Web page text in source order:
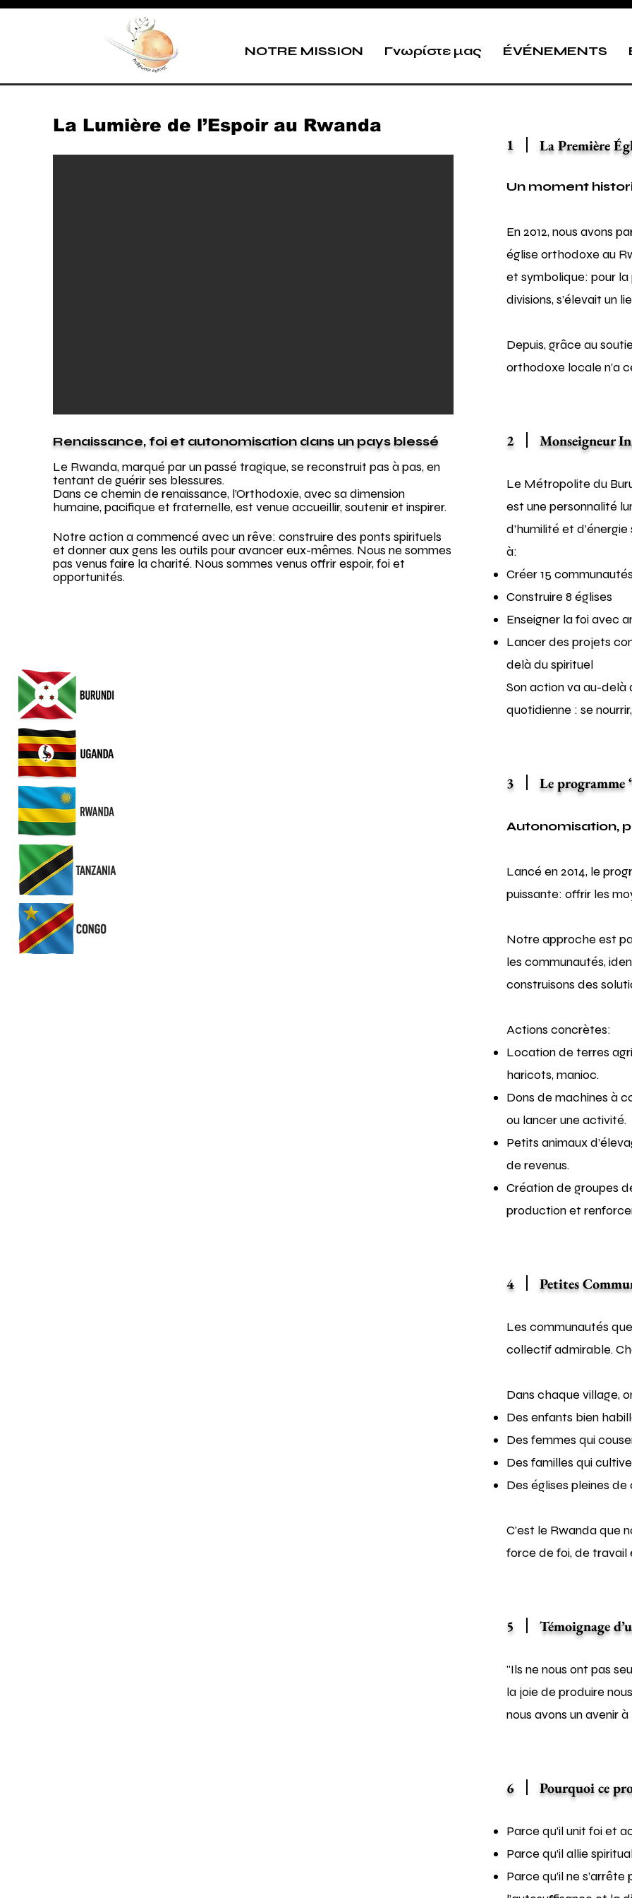
NOTRE MISSION Γνωρίστε μας ÉVÉNEMENTS
La Lumière de l’Espoir au Rwanda
Renaissance, foi et autonomisation dans un pays blessé
Le Rwanda, marqué par un passé tragique, se reconstruit pas à pas, en
tentant de guérir ses blessures.
Dans ce chemin de renaissance, l’Orthodoxie, avec sa dimension
humaine, pacifique et fraternelle, est venue accueillir, soutenir et inspirer.
Notre action a commencé avec un rêve: construire des ponts spirituels
et donner aux gens les outils pour avancer eux-mêmes. Nous ne sommes
pas venus faire la charité. Nous sommes venus offrir espoir, foi et
opportunités.
1 La Première
Un moment
En 2012, nous avons
église orthodoxe au
et symbolique: pour la
divisions, s’élevait un
Depuis, grâce au
orthodoxe locale n’a
2 Monseigneur
​Le Métropolite du
est une personnalité
d’humilité et
à:
Créer 15
Construire 8 églises
Enseigner la foi avec
Lancer des projets
delà du spirituel
Son action va au-delà
quotidienne : se
3 Le programme
Autonomisation,
Lancé en 2014, le
puissante: offrir les
Notre approche est
les communautés,
construisons des
Actions concrètes:
Location de terres
haricots, manioc.
Dons de machines à
ou lancer une activité.
Petits animaux
de revenus.
Création de groupes
production et
4 Petites
Les communautés
collectif admirable.
Dans chaque village,
Des enfants bien
Des femmes qui
Des familles qui
Des églises pleines
C’est le Rwanda que
force de foi, de travail
5 Témoignage
"Ils ne nous ont pas
la joie de produire
nous avons un avenir
6 Pourquoi ce
Parce qu’il unit foi et
Parce qu’il allie
Parce qu’il ne